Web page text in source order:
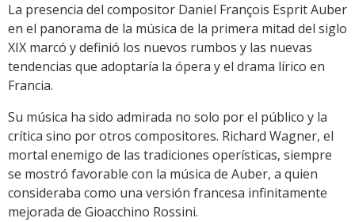
La presencia del compositor Daniel François Esprit Auber
en el panorama de la música de la primera mitad del siglo
XIX marcó y definió los nuevos rumbos y las nuevas
tendencias que adoptaría la ópera y el drama lírico en
Francia.
Su música ha sido admirada no solo por el público y la
crítica sino por otros compositores. Richard Wagner, el
mortal enemigo de las tradiciones operísticas, siempre
se mostró favorable con la música de Auber, a quien
consideraba como una versión francesa infinitamente
mejorada de Gioacchino Rossini.